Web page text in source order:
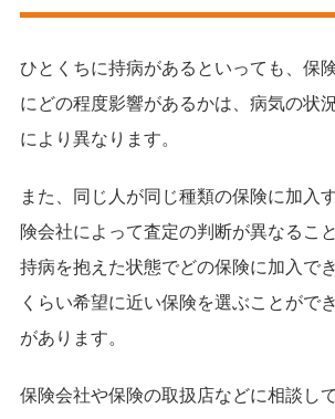
ひとくちに持病があるといっても、保
にどの程度影響があるかは、病気の状
により異なります。
また、同じ人が同じ種類の保険に加入
険会社によって査定の判断が異なるこ
持病を抱えた状態でどの保険に加入で
くらい希望に近い保険を選ぶことがで
があります。
保険会社や保険の取扱店などに相談し